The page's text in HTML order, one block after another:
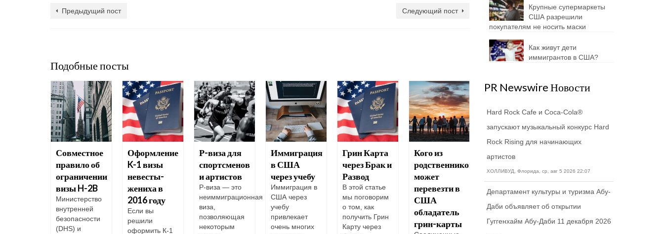
Предыдущий пост Следующий пост
Подобные посты
Совместное
правило об
ограничении
визы H-2B
Министерство
внутренней
безопасности
(DHS) и
Оформление
K-1 визы
невесты-
жениха в
2016 году
Если вы
решили
оформить К-1
Р-виза для
спортсменов
и артистов
Р-виза — это
неиммиграционная
виза,
позволяющая
некоторым
Иммиграция
в США
через учебу
Иммиграция в
США через
учебу
привлекает
очень многих
Грин Карта
через Брак и
Развод
В этой статье
мы поговорим
о том, как
получить Грин
Карту через
Кого из
родственников
может
перевезти в
США
обладатель
грин-карты
Байден
планирует
иммиграционную
систему
действовать
в случае
чрезвычайных
ситуаций?
Крупные супермаркеты
США разрешили
покупателям не носить маски
Как живут дети
иммигрантов в США?
PR Newswire Новости
Hard Rock Cafe и Coca-Cola®
запускают музыкальный конкурс Hard
Rock Rising для начинающих
артистов
ХОЛЛИВУД, Флорида, ср, авг 5 2026 22:07
Департамент культуры и туризма Абу-
Даби объявляет об открытии
Гуггенхайм Абу-Даби 11 декабря 2026